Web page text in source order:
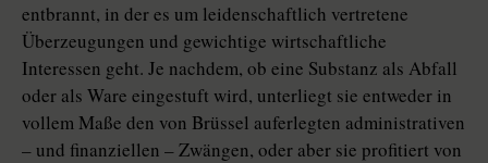
entbrannt, in der es um leidenschaftlich vertretene
Überzeugungen und gewichtige wirtschaftliche
Interessen geht. Je nachdem, ob eine Substanz als Abfall
oder als Ware eingestuft wird, unterliegt sie entweder in
vollem Maße den von Brüssel auferlegten administrativen
– und finanziellen – Zwängen, oder aber sie profitiert von